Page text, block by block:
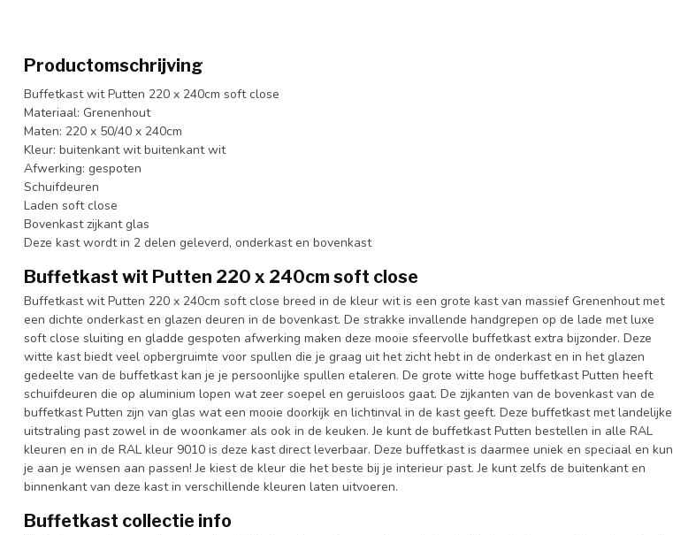
Productomschrijving
Buffetkast wit Putten 220 x 240cm soft close
Materiaal: Grenenhout
Maten: 220 x 50/40 x 240cm
Kleur: buitenkant wit buitenkant wit
Afwerking: gespoten
Schuifdeuren
Laden soft close
Bovenkast zijkant glas
Deze kast wordt in 2 delen geleverd, onderkast en bovenkast
Buffetkast wit Putten 220 x 240cm soft close
Buffetkast wit Putten 220 x 240cm soft close breed in de kleur wit is een grote kast van massief Grenenhout met
een dichte onderkast en glazen deuren in de bovenkast. De strakke invallende handgrepen op de lade met luxe
soft close sluiting en gladde gespoten afwerking maken deze mooie sfeervolle buffetkast extra bijzonder. Deze
witte kast biedt veel opbergruimte voor spullen die je graag uit het zicht hebt in de onderkast en in het glazen
gedeelte van de buffetkast kan je je persoonlijke spullen etaleren. De grote witte hoge buffetkast Putten heeft
schuifdeuren die op aluminium lopen wat zeer soepel en geruisloos gaat. De zijkanten van de bovenkast van de
buffetkast Putten zijn van glas wat een mooie doorkijk en lichtinval in de kast geeft. Deze buffetkast met landelijke
uitstraling past zowel in de woonkamer als ook in de keuken. Je kunt de buffetkast Putten bestellen in alle RAL
kleuren en in de RAL kleur 9010 is deze kast direct leverbaar. Deze buffetkast is daarmee uniek en speciaal en kun
je aan je wensen aan passen! Je kiest de kleur die het beste bij je interieur past. Je kunt zelfs de buitenkant en
binnenkant van deze kast in verschillende kleuren laten uitvoeren.
Buffetkast collectie info